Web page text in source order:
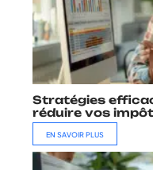
Stratégies
réduire vos
EN SAVOIR PLUS